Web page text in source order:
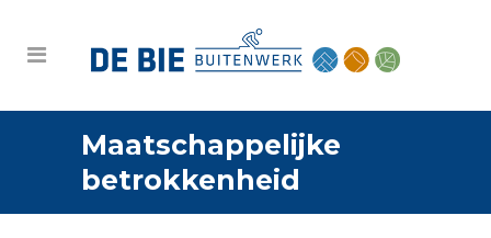
Maatschappelijke
betrokkenheid